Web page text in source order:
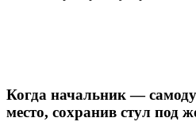
Когда начальник —
место, сохранив стул под